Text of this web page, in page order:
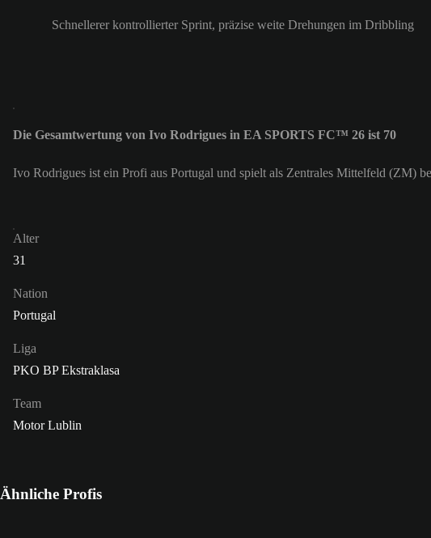
Schnellerer kontrollierter Sprint, präzise weite Drehungen im Dribbling
Die Gesamtwertung von Ivo Rodrigues in EA SPORTS FC™ 26 ist 70
Ivo Rodrigues ist ein Profi aus Portugal und spielt als Zentrales Mittelfeld (ZM)
Alter
31
Nation
Portugal
Liga
PKO BP Ekstraklasa
Team
Motor Lublin
Ähnliche Profis